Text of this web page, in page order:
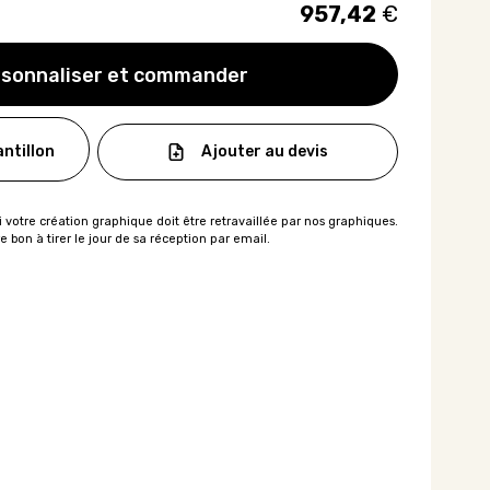
et commander
957,42 €
Ajouter au devis